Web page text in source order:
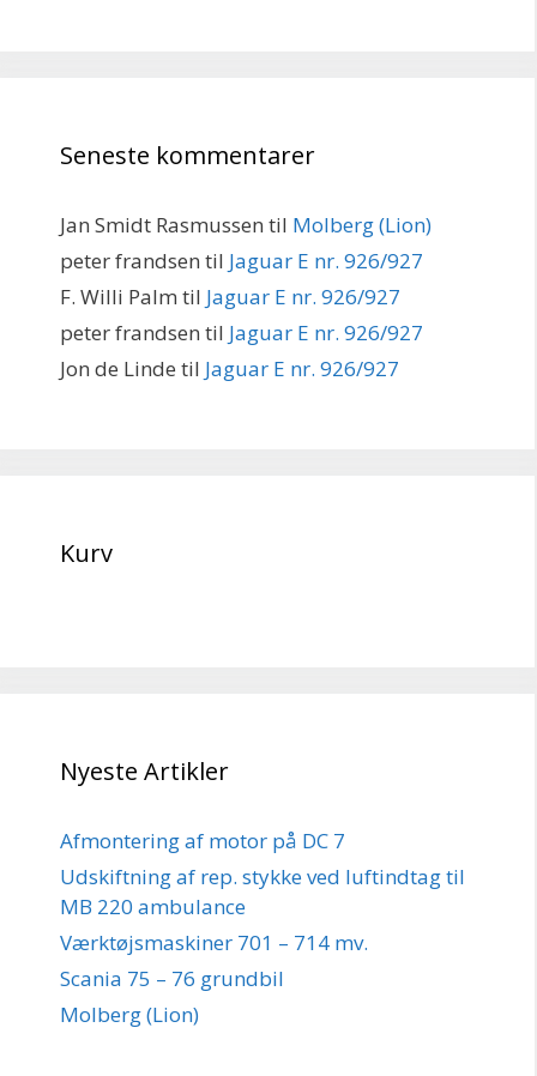
Seneste kommentarer
Jan Smidt Rasmussen til Molberg (Lion)
peter frandsen til Jaguar E nr. 926/927
F. Willi Palm til Jaguar E nr. 926/927
peter frandsen til Jaguar E nr. 926/927
Jon de Linde til Jaguar E nr. 926/927
Kurv
Nyeste Artikler
Afmontering af motor på DC 7
Udskiftning af rep. stykke ved luftindtag til
MB 220 ambulance
Værktøjsmaskiner 701 – 714 mv.
Scania 75 – 76 grundbil
Molberg (Lion)